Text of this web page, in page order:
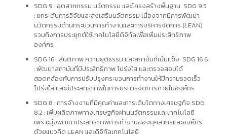
SDG 9 : อุตสาหกรรม นวัตกรรม และโครงสร้างพื้นฐาน SDG 9.5
: ยกระดับการวิจัยและส่งเสริมนวัตกรรม เนื่องจากมีการพัฒนา
นวัตกรรมด้านกระบวนการทำงานและการบริหารจัดการ (LEAN)
รวมถึงการประยุกต์ใช้เทคโนโลยีดิจิทัลเพื่อเพิ่มประสิทธิภาพ
องค์กร
SDG 16 : สันติภาพ ความยุติธรรม และสถาบันที่เข้มแข็ง SDG 16.6
: พัฒนาสถาบันที่มีประสิทธิภาพ โปร่งใส และตรวจสอบได้
สอดคล้องกับการปรับปรุงกระบวนการทำงานให้มีความรวดเร็ว
โปร่งใส และมีประสิทธิภาพในการบริหารจัดการภายในองค์กร
SDG 8 : การจ้างงานที่มีคุณค่าและการเติบโตทางเศรษฐกิจ SDG
8.2 : เพิ่มผลิตภาพทางเศรษฐกิจผ่านนวัตกรรมและเทคโนโลยี
เพราะมุ่งพัฒนาประสิทธิภาพการทำงานของบุคลากรและองค์กร
ด้วยแนวคิด LEAN และดิจิทัลเทคโนโลยี